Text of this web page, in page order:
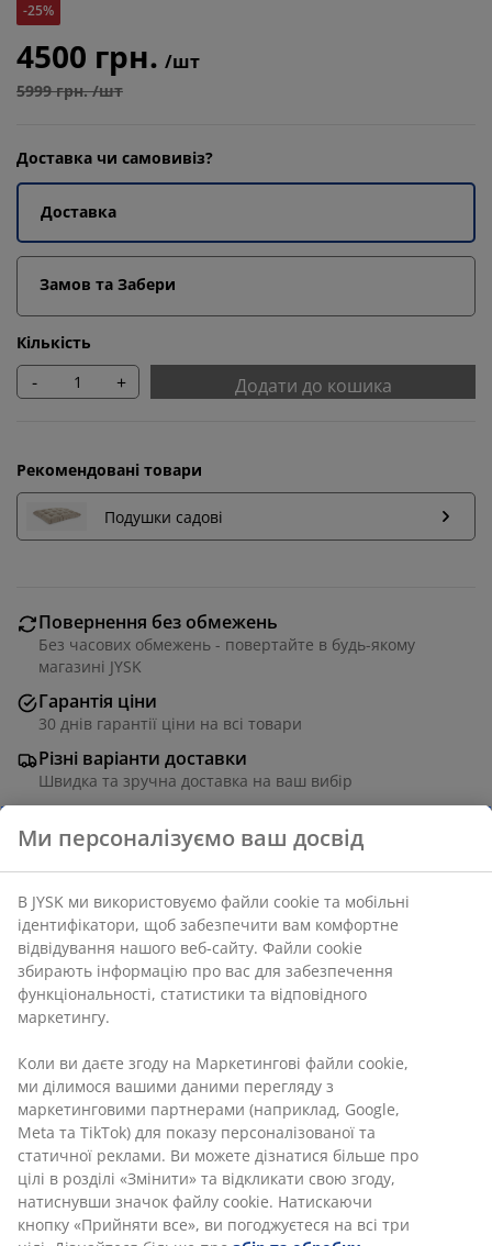
-25%
4500 грн. /шт
5999 грн. /шт
Доставка чи самовивіз?
Доставка
Замов та Забери
Кількість
- + Додати до кошика
Рекомендовані товари
Подушки садові
Повернення без обмежень
Без часових обмежень - повертайте в будь-якому
магазині JYSK
Гарантія ціни
30 днів гарантії ціни на всі товари
Різні варіанти доставки
Швидка та зручна доставка на ваш вибір
Шезлонг з алюмінію та текстилену. Складаний.
63х130 см, вис. 100 см
Артикул: 3726013
Інструкція по збірці
Характеристики
Відгуки
(65)